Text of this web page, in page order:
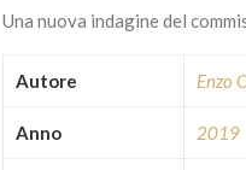
Una nuova indagine del
Autore Enzo
Anno 2019